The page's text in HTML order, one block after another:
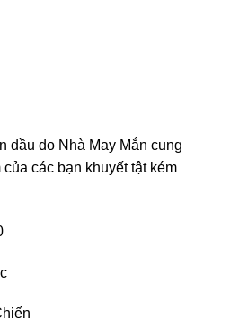
dầu do Nhà May Mắn cung
các bạn khuyết tật kém